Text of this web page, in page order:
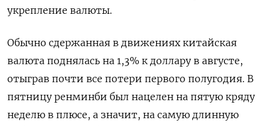
укрепление валюты.
Обычно сдержанная в движениях китайская
валюта поднялась на 1,3% к доллару в августе,
отыграв почти все потери первого полугодия. В
пятницу ренминби был нацелен на пятую кряду
неделю в плюсе, а значит, на самую длинную